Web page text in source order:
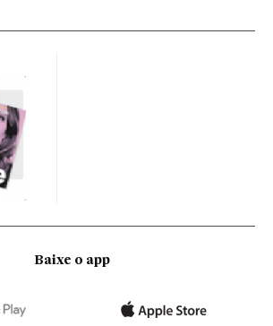
Baixe o app